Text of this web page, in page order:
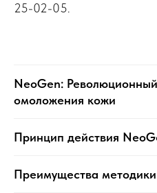
25-02-05.
NeoGen:
омоложения кожи
Принцип действия
Преимущества